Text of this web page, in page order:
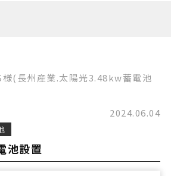
様(長州産業.太陽光3.48kw蓄電池
池設置
2024.06.04